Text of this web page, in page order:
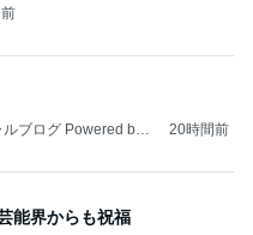
ブログ Powered by
20時間前
能界からも祝福